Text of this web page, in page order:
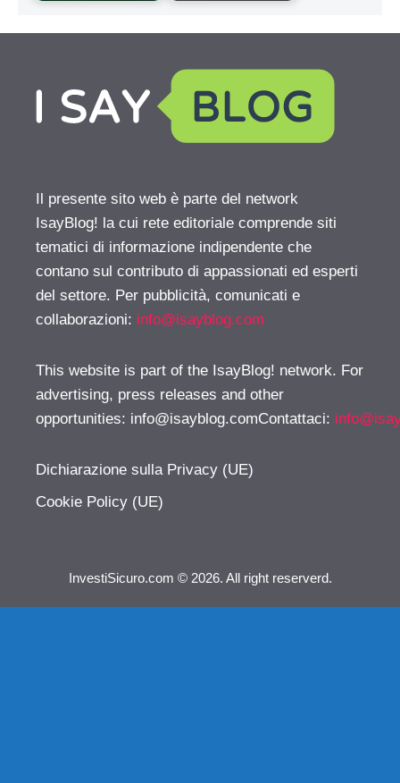
Il presente sito web è parte del network
IsayBlog! la cui rete editoriale comprende siti
tematici di informazione indipendente che
contano sul contributo di appassionati ed esperti
del settore. Per pubblicità, comunicati e
collaborazioni: info@isayblog.com
This website is part of the IsayBlog! network. For
advertising, press releases and other
opportunities: info@isayblog.comContattaci:
Dichiarazione sulla Privacy (UE)
Cookie Policy (UE)
InvestiSicuro.com © 2026. All right reserverd.